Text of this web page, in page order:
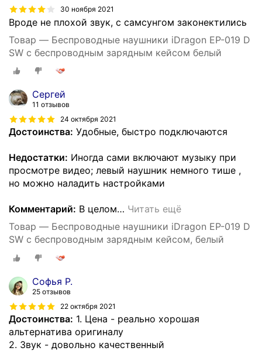
30 ноября 2021
Вроде не плохой звук, с самсунгом законектились
Товар — Беспроводные наушники iDragon EP-019 D
SW с беспроводным зарядным кейсом белый
Сергей
11 отзывов
24 октября 2021
Достоинства: Удобные, быстро подключаются
Недостатки: Иногда сами включают музыку при
просмотре видео; левый наушник немного тише ,
но можно наладить настройками
Комментарий: В целом… Читать ещё
Товар — Беспроводные наушники iDragon EP-019 D
SW с беспроводным зарядным кейсом, белый
Софья Р.
25 отзывов
22 октября 2021
Достоинства: 1. Цена - реально хорошая
альтернатива оригиналу
2. Звук - довольно качественный